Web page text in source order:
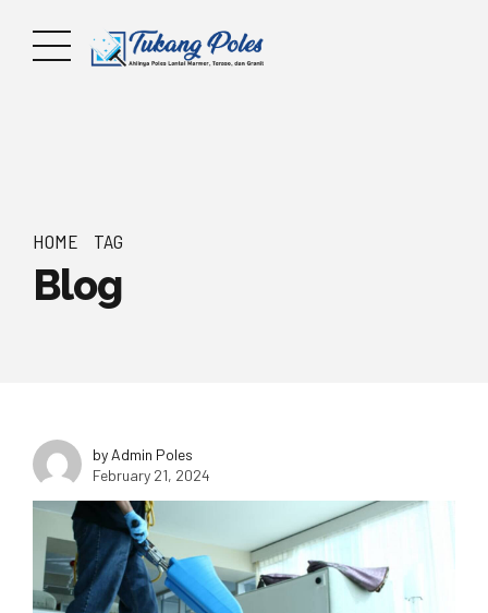
HOME TAG
Blog
by Admin Poles
February 21, 2024